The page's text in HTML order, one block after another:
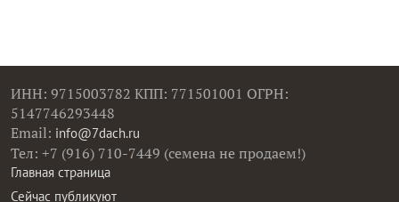
ИНН: 9715003782 КПП: 771501001 ОГРН:
5147746293448
Email: info@7dach.ru
Тел: +7 (916) 710-7449 (семена не продаем!)
Главная страница
Сейчас публикуют